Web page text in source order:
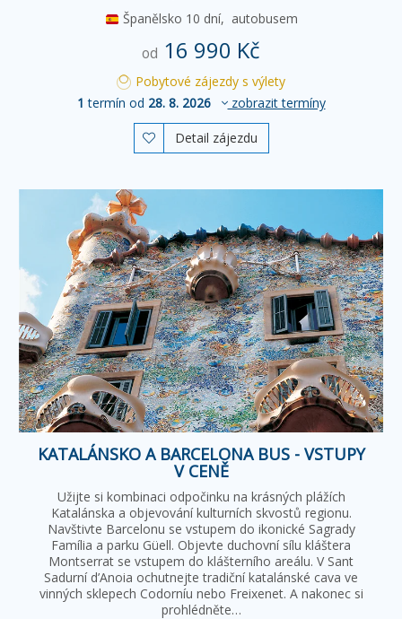
Španělsko 10 dní, autobusem
od 16 990 Kč
Pobytové zájezdy s výlety
1 termín od 28. 8. 2026 zobrazit termíny
 Detail zájezdu
KATALÁNSKO A BARCELONA BUS - VSTUPY
V CENĚ
Užijte si kombinaci odpočinku na krásných plážích
Katalánska a objevování kulturních skvostů regionu.
Navštivte Barcelonu se vstupem do ikonické Sagrady
Família a parku Güell. Objevte duchovní sílu kláštera
Montserrat se vstupem do klášterního areálu. V Sant
Sadurní d’Anoia ochutnejte tradiční katalánské cava ve
vinných sklepech Codorníu nebo Freixenet. A nakonec si
prohlédněte…